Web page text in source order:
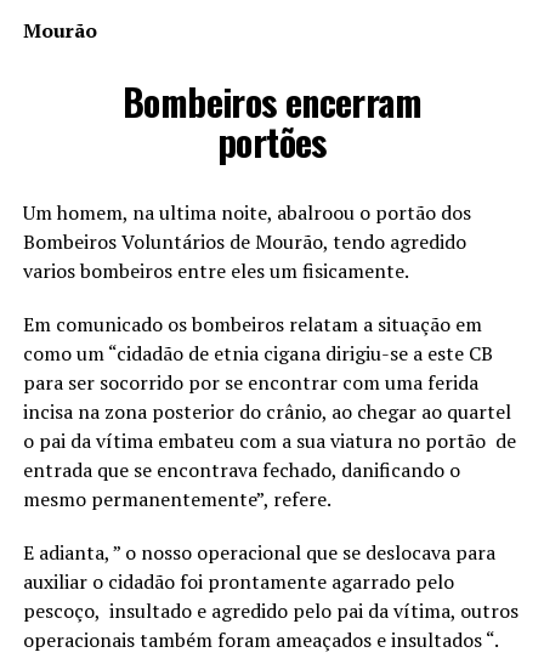
Mourão
Bombeiros encerram
portões
Um homem, na ultima noite, abalroou o portão dos
Bombeiros Voluntários de Mourão, tendo agredido
varios bombeiros entre eles um fisicamente.
Em comunicado os bombeiros relatam a situação em
como um “cidadão de etnia cigana dirigiu-se a este CB
para ser socorrido por se encontrar com uma ferida
incisa na zona posterior do crânio, ao chegar ao quartel
o pai da vítima embateu com a sua viatura no portão de
entrada que se encontrava fechado, danificando o
mesmo permanentemente”, refere.
E adianta, ” o nosso operacional que se deslocava para
auxiliar o cidadão foi prontamente agarrado pelo
pescoço, insultado e agredido pelo pai da vítima, outros
operacionais também foram ameaçados e insultados “.